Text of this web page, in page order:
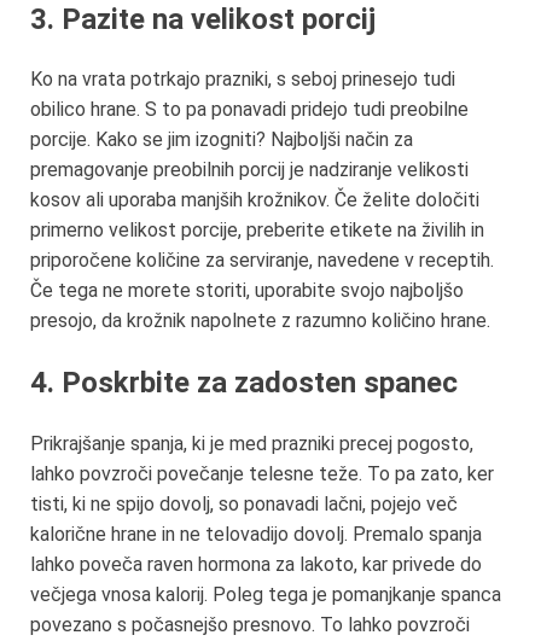
3. Pazite na velikost porcij
Ko na vrata potrkajo prazniki, s seboj prinesejo tudi
obilico hrane. S to pa ponavadi pridejo tudi preobilne
porcije. Kako se jim izogniti? Najboljši način za
premagovanje preobilnih porcij je nadziranje velikosti
kosov ali uporaba manjših krožnikov. Če želite določiti
primerno velikost porcije, preberite etikete na živilih in
priporočene količine za serviranje, navedene v receptih.
Če tega ne morete storiti, uporabite svojo najboljšo
presojo, da krožnik napolnete z razumno količino hrane.
4. Poskrbite za zadosten spanec
Prikrajšanje spanja, ki je med prazniki precej pogosto,
lahko povzroči povečanje telesne teže. To pa zato, ker
tisti, ki ne spijo dovolj, so ponavadi lačni, pojejo več
kalorične hrane in ne telovadijo dovolj. Premalo spanja
lahko poveča raven hormona za lakoto, kar privede do
večjega vnosa kalorij. Poleg tega je pomanjkanje spanca
povezano s počasnejšo presnovo. To lahko povzroči